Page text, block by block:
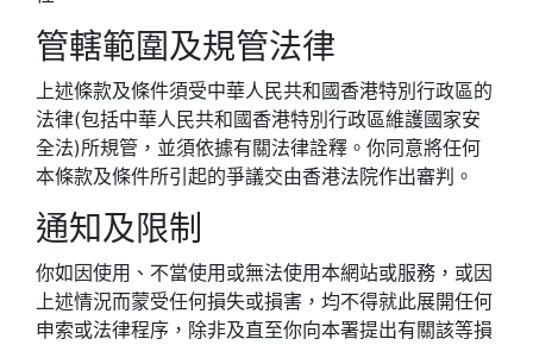
管轄範圍及規管法律
上述條款及條件須受中華人民共和國香港特別行政區的
法律(包括中華人民共和國香港特別行政區維護國家安
全法)所規管，並須依據有關法律詮釋。你同意將任何
本條款及條件所引起的爭議交由香港法院作出審判。
通知及限制
你如因使用、不當使用或無法使用本網站或服務，或因
上述情況而蒙受任何損失或損害，均不得就此展開任何
申索或法律程序，除非及直至你向本署提出有關該等損